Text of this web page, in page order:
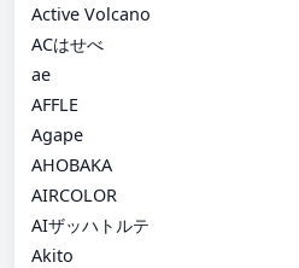
Active Volcano
ACはせべ
ae
AFFLE
Agape
AHOBAKA
AIRCOLOR
AIザッハトルテ
Akito